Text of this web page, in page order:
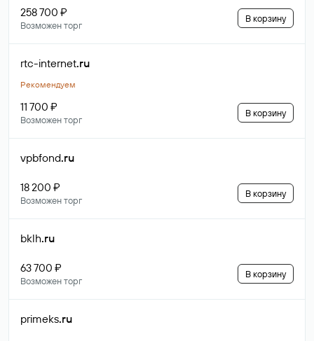
258 700 ₽
Возможен торг
В корзину
rtc-internet.ru
Рекомендуем
11 700 ₽
Возможен торг
В корзину
vpbfond.ru
18 200 ₽
Возможен торг
В корзину
bklh.ru
63 700 ₽
Возможен торг
В корзину
primeks.ru